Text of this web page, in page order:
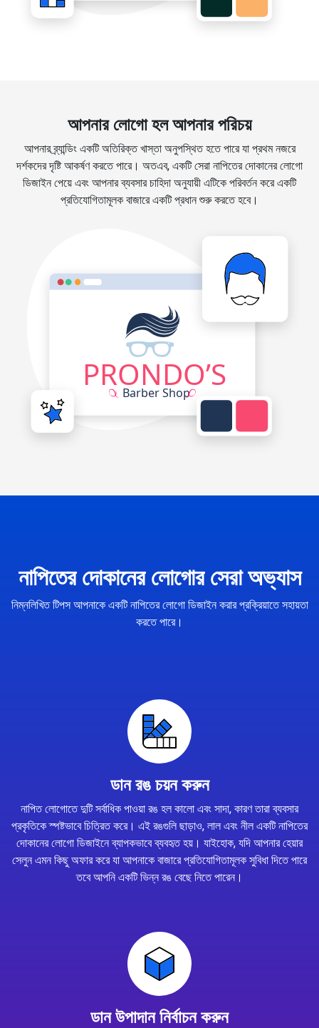
আপনার লোগো হল আপনার পরিচয়
আপনার ব্র্যান্ডিং একটি অতিরিক্ত খাস্তা অনুপস্থিত হতে পারে যা প্রথম নজরে
দর্শকদের দৃষ্টি আকর্ষণ করতে পারে। অতএব, একটি সেরা নাপিতের দোকানের লোগো
ডিজাইন পেয়ে এবং আপনার ব্যবসার চাহিদা অনুযায়ী এটিকে পরিবর্তন করে একটি
প্রতিযোগিতামূলক বাজারে একটি প্রধান শুরু করতে হবে।
নাপিতের দোকানের লোগোর সেরা অভ্যাস
নিম্নলিখিত টিপস আপনাকে একটি নাপিতের লোগো ডিজাইন করার প্রক্রিয়াতে সহায়তা
করতে পারে।
ডান রঙ চয়ন করুন
নাপিত লোগোতে দুটি সর্বাধিক পাওয়া রঙ হল কালো এবং সাদা, কারণ তারা ব্যবসার
প্রকৃতিকে স্পষ্টভাবে চিত্রিত করে। এই রঙগুলি ছাড়াও, লাল এবং নীল একটি নাপিতের
দোকানের লোগো ডিজাইনে ব্যাপকভাবে ব্যবহৃত হয়। যাইহোক, যদি আপনার হেয়ার
সেলুন এমন কিছু অফার করে যা আপনাকে বাজারে প্রতিযোগিতামূলক সুবিধা দিতে পারে
তবে আপনি একটি ভিন্ন রঙ বেছে নিতে পারেন।
ডান উপাদান নির্বাচন করুন